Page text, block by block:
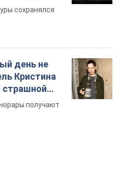
сохранялся
день не
Кристина
страшной
получают